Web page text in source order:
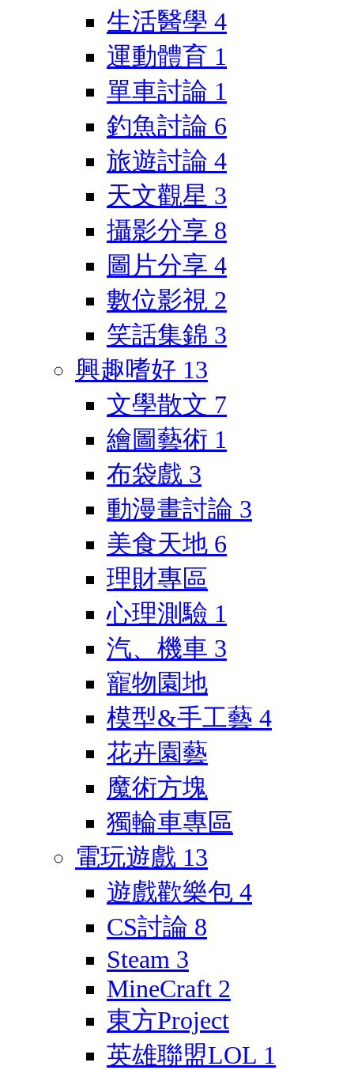
生活醫學 4
運動體育 1
單車討論 1
釣魚討論 6
旅遊討論 4
天文觀星 3
攝影分享 8
圖片分享 4
數位影視 2
笑話集錦 3
興趣嗜好 13
文學散文 7
繪圖藝術 1
布袋戲 3
動漫畫討論 3
美食天地 6
理財專區
心理測驗 1
汽、機車 3
寵物園地
模型&手工藝 4
花卉園藝
魔術方塊
獨輪車專區
電玩遊戲 13
遊戲歡樂包 4
CS討論 8
Steam 3
MineCraft 2
東方Project
英雄聯盟LOL 1